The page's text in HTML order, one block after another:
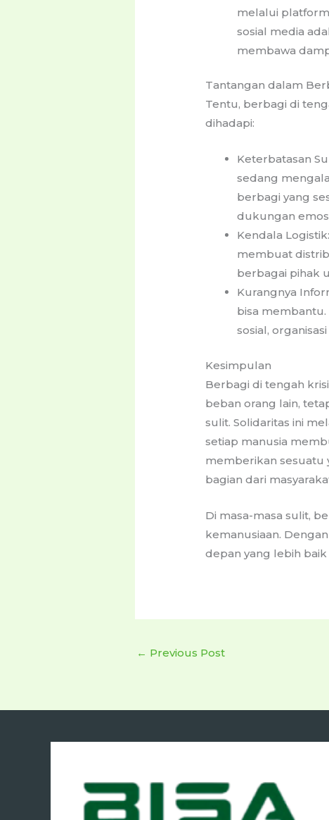
melalui
sosial media
membawa
Tantangan dalam
Tentu, berbagi di
dihadapi:
Keterbatasan
sedang
berbagi yang
dukungan
Kendala
membuat
berbagai pihak
Kurangnya
bisa
sosial,
Kesimpulan
Berbagi di tengah
beban orang lain,
sulit. Solidaritas ini
setiap manusia
memberikan sesuatu
bagian dari
Di masa-masa sulit,
kemanusiaan.
depan yang lebih baik
← Previous Post